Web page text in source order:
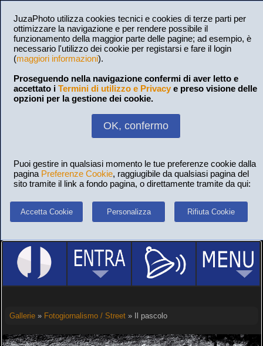
JuzaPhoto utilizza cookies tecnici e cookies di terze parti per
ottimizzare la navigazione e per rendere possibile il
funzionamento della maggior parte delle pagine; ad esempio, è
necessario l'utilizzo dei cookie per registarsi e fare il login
(maggiori informazioni).
Proseguendo nella navigazione confermi di aver letto e
accettato i Termini di utilizzo e Privacy e preso visione delle
opzioni per la gestione dei cookie.
OK, confermo
Puoi gestire in qualsiasi momento le tue preferenze cookie dalla
pagina Preferenze Cookie, raggiugibile da qualsiasi pagina del
sito tramite il link a fondo pagina, o direttamente tramite da qui:
Accetta Cookie Personalizza Rifiuta Cookie
Gallerie» Fotogiornalismo / Street» Il pascolo